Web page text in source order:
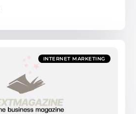
INTERNET MARKETING